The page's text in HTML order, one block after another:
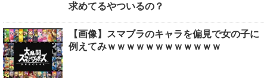
求めてるやついるの？
【画像】スマブラのキャラを偏見で女の子に
例えてみｗｗｗｗｗｗｗｗｗｗｗｗ